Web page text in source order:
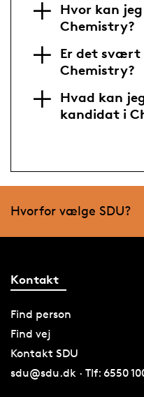
Hvor kan
Chemistry?
Er det
Chemistry?
Hvad kan
kandidat i
Hvorfor vælge SDU?
Kontakt
Find person
Find vej
Kontakt SDU
sdu@sdu.dk · Tlf: 6550